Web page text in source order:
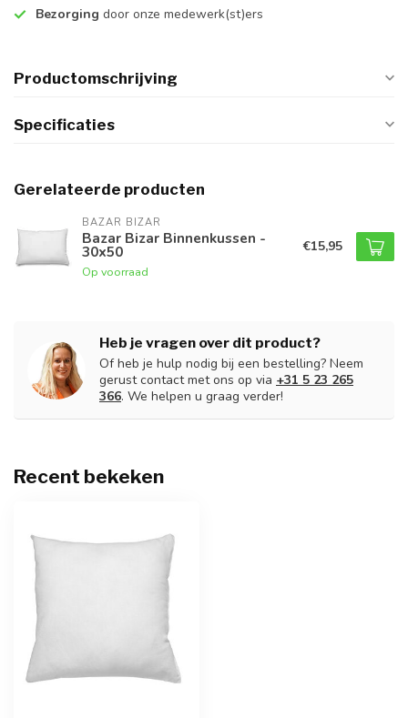
Bezorging door onze medewerk(st)ers
Productomschrijving
Specificaties
Gerelateerde producten
BAZAR BIZAR
Bazar Bizar Binnenkussen -
30x50
Op voorraad
€15,95
Heb je vragen over dit product?
Of heb je hulp nodig bij een bestelling? Neem
gerust contact met ons op via +31 5 23 265
366. We helpen u graag verder!
Recent bekeken